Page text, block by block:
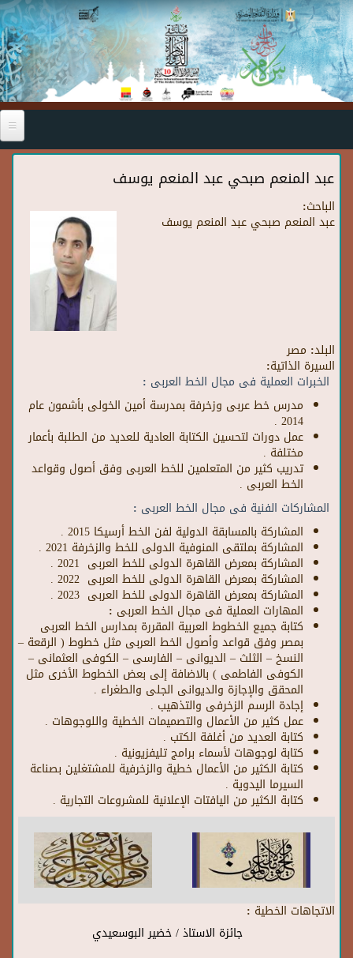
Skip to main content
عبد المنعم صبحي عبد المنعم يوسف
الباحث:
عبد المنعم صبحي عبد المنعم يوسف
البلد: مصر
السيرة الذاتية:
الخبرات العملية فى مجال الخط العربى :
مدرس خط عربى وزخرفة بمدرسة أمين الخولى بأشمون عام
2014 .
عمل دورات لتحسين الكتابة العادية للعديد من الطلبة بأعمار
مختلفة .
تدريب كثير من المتعلمين للخط العربى وفق أصول وقواعد
الخط العربى .
المشاركات الفنية فى مجال الخط العربى :
المشاركة بالمسابقة الدولية لفن الخط أرسيكا 2015 .
المشاركة بملتقى المنوفية الدولى للخط والزخرفة 2021 .
المشاركة بمعرض القاهرة الدولى للخط العربى 2021 .
المشاركة بمعرض القاهرة الدولى للخط العربى 2022 .
المشاركة بمعرض القاهرة الدولى للخط العربى 2023 .
المهارات العملية فى مجال الخط العربى :
كتابة جميع الخطوط العربية المقررة بمدارس الخط العربى
بمصر وفق قواعد وأصول الخط العربى مثل خطوط ( الرقعة –
النسخ – الثلث – الديوانى – الفارسى – الكوفى العثمانى –
الكوفى الفاطمى ) بالاضافة إلى بعض الخطوط الأخرى مثل
المحقق والإجازة والديوانى الجلى والطغراء .
إجادة الرسم الزخرفى والتذهيب .
عمل كثير من الأعمال والتصميمات الخطية واللوجوهات .
كتابة العديد من أغلفة الكتب .
كتابة لوجوهات لأسماء برامج تليفزيونية .
كتابة الكثير من الأعمال خطية والزخرفية للمشتغلين بصناعة
السيرما اليدوية .
كتابة الكثير من اليافتات الإعلانية للمشروعات التجارية .
الاتجاهات الخطية :
جائزة الاستاذ / خضير البوسعيدي